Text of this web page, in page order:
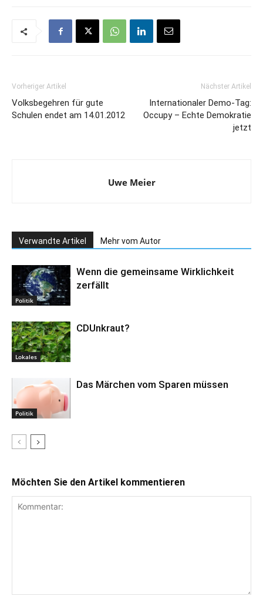
Vorheriger Artikel
Volksbegehren für gute
Schulen endet am 14.01.2012
Nächster Artikel
Internationaler Demo-Tag:
Occupy – Echte Demokratie
jetzt
Uwe Meier
Verwandte Artikel Mehr vom Autor
Politik
Wenn die gemeinsame Wirklichkeit
zerfällt
Lokales
CDUnkraut?
Politik
Das Märchen vom Sparen müssen
Möchten Sie den Artikel kommentieren